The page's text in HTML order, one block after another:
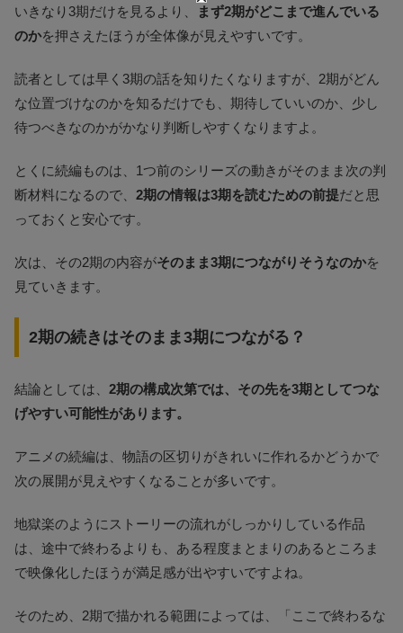
いきなり3期だけを見るより、
まず2期がどこまで進んでいる
のかを押さえたほうが全体像が見えやすいです。
読者としては早く3期の話を知りたくなりますが、2期がどん
な位置づけなのかを知るだけでも、期待していいのか、少し
待つべきなのかがかなり判断しやすくなりますよ。
とくに続編ものは、1つ前のシリーズの動きがそのまま次の判
断材料になるので、 2期の情報は3期を読むための前提だと思
っておくと安心です。
次は、その2期の内容がそのまま3期につながりそうなのかを
見ていきます。
2期の続きはそのまま3期につながる？
結論としては、 2期の構成次第では、その先を3期としてつな
げやすい可能性があります。
アニメの続編は、物語の区切りがきれいに作れるかどうかで
次の展開が見えやすくなることが多いです。
地獄楽のようにストーリーの流れがしっかりしている作品
は、途中で終わるよりも、ある程度まとまりのあるところま
で映像化したほうが満足感が出やすいですよね。
そのため、2期で描かれる範囲によっては、「ここで終わるな